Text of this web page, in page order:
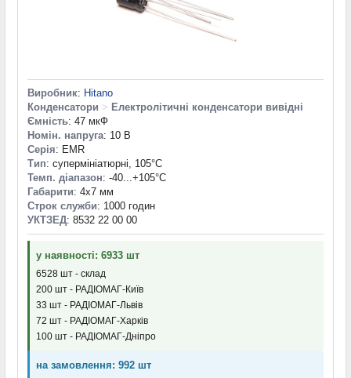
Виробник: Hitano
Конденсатори > Електролітичні конденсатори вивідні
Ємність: 47 мкФ
Номін. напруга: 10 В
Серія: EMR
Тип: супермініатюрні, 105°C
Темп. діапазон: -40...+105°С
Габарити: 4x7 мм
Строк служби: 1000 годин
УКТЗЕД: 8532 22 00 00
у наявності: 6933 шт
6528 шт - склад
200 шт - РАДІОМАГ-Київ
33 шт - РАДІОМАГ-Львів
72 шт - РАДІОМАГ-Харків
100 шт - РАДІОМАГ-Дніпро
на замовлення: 992 шт